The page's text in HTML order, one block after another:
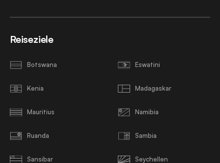
Reiseziele
Botswana Eswatini
Kenia Madagaskar
Mauritius Namibia
Ruanda Sambia
Sansibar Seychellen